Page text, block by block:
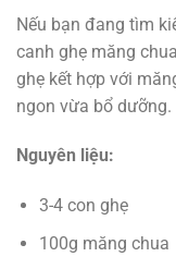
Nếu bạn đang tìm
canh ghẹ măng
ghẹ kết hợp với
ngon vừa bổ dưỡng.
Nguyên liệu:
3-4 con ghẹ
100g măng chua